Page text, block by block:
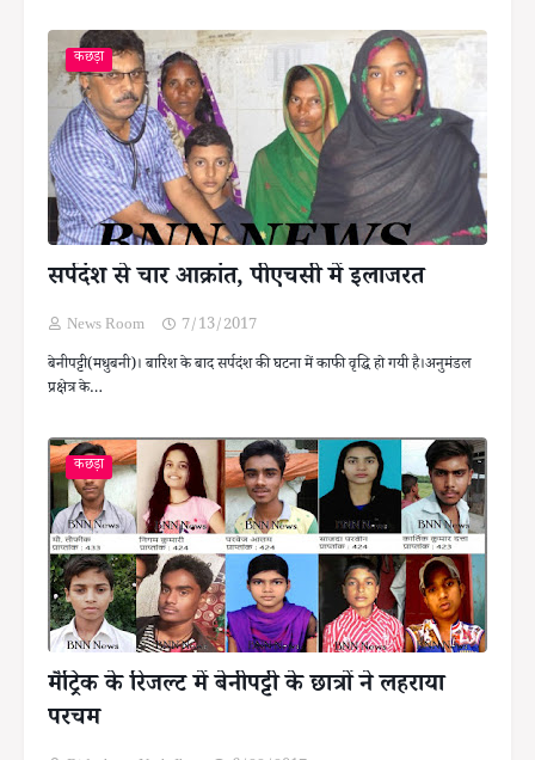
कछड़ा
सर्पदंश से चार आक्रांत, पीएचसी में इलाजरत
News Room
7/13/2017
बेनीपट्टी(मधुबनी)। बारिश के बाद सर्पदंश की घटना में काफी वृद्धि हो गयी है।अनुमंडल
प्रक्षेत्र के…
कछड़ा
मैट्रिक के रिजल्ट में बेनीपट्टी के छात्रों ने लहराया
परचम